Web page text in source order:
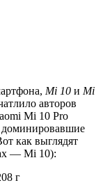
Mi 10 и Mi
авторов
Mi 10 Pro
доминировавшие
как выглядят
— Mi 10):
г